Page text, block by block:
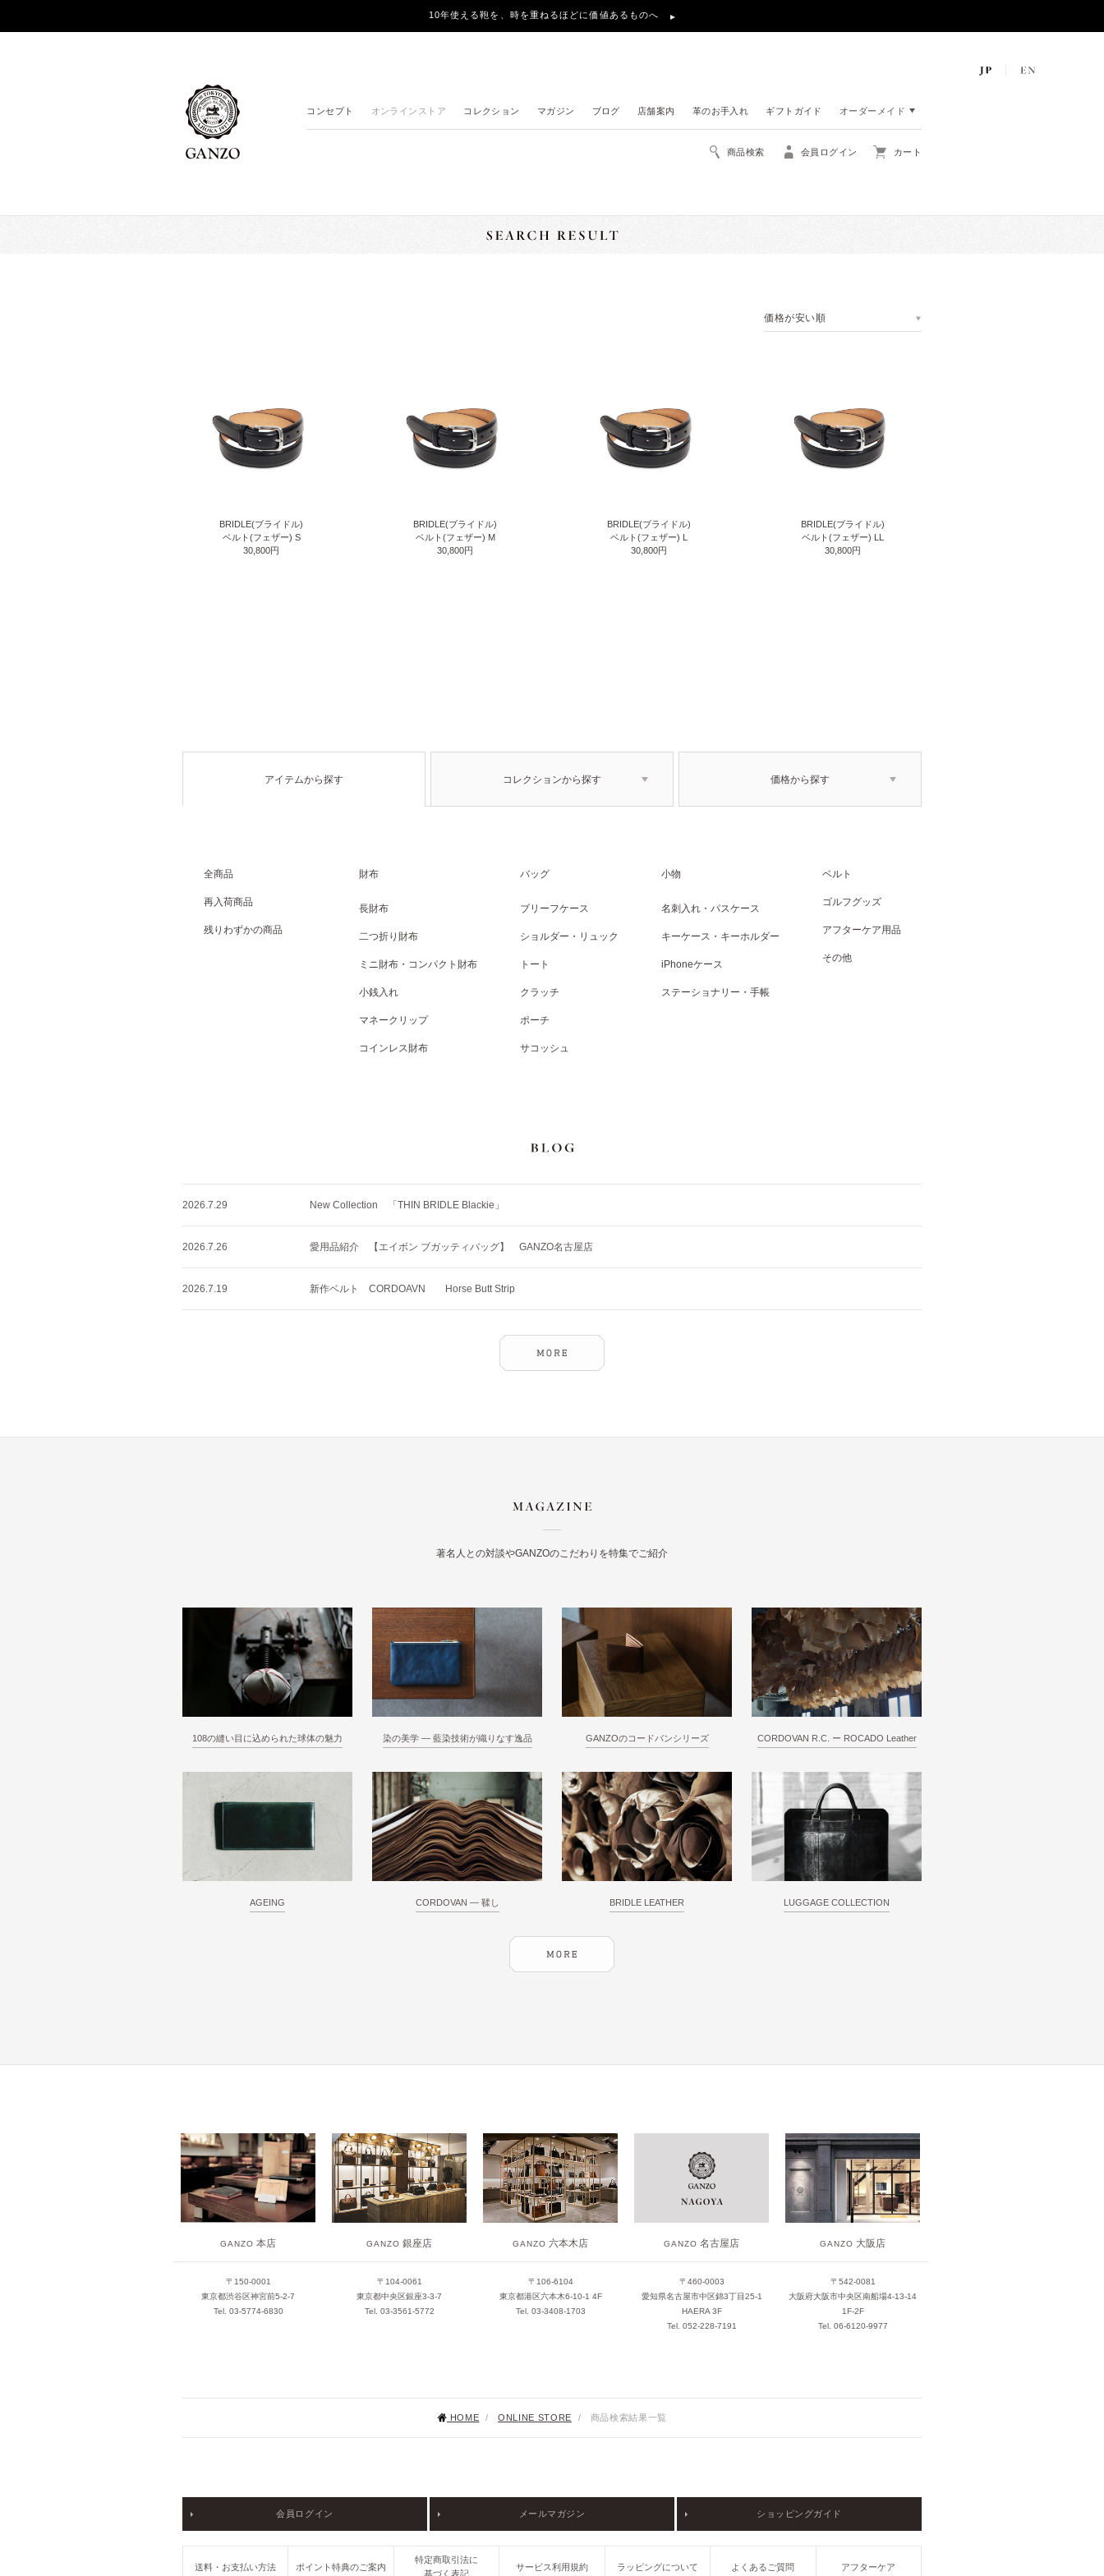
10年使える鞄を、時を重ねるほどに価値あるものへ
コンセプト オンラインストア コレクション マガジン ブログ 店舗案内 革のお手入れ ギフトガイド オーダーメイド
商品検索 会員ログイン カート
価格が安い順
BRIDLE(ブライドル)
ベルト(フェザー) S
30,800円
BRIDLE(ブライドル)
ベルト(フェザー) M
30,800円
BRIDLE(ブライドル)
ベルト(フェザー) L
30,800円
BRIDLE(ブライドル)
ベルト(フェザー) LL
30,800円
アイテムから探す コレクションから探す 価格から探す
全商品
再入荷商品
残りわずかの商品
財布
長財布
二つ折り財布
ミニ財布・コンパクト財布
小銭入れ
マネークリップ
コインレス財布
バッグ
ブリーフケース
ショルダー・リュック
トート
クラッチ
ポーチ
サコッシュ
小物
名刺入れ・パスケース
キーケース・キーホルダー
iPhoneケース
ステーショナリー・手帳
ベルト
ゴルフグッズ
アフターケア用品
その他
2026.7.29 New Collection 「THIN BRIDLE Blackie」
2026.7.26 愛用品紹介 【エイボン ブガッティバッグ】 GANZO名古屋店
2026.7.19 新作ベルト CORDOAVN Horse Butt Strip
著名人との対談やGANZOのこだわりを特集でご紹介
108の縫い目に込められた球体の魅力 染の美学 ― 藍染技術が織りなす逸品 GANZOのコードバンシリーズ CORDOVAN R.C. ー ROCADO Leather
AGEING CORDOVAN ― 鞣し BRIDLE LEATHER LUGGAGE COLLECTION
GANZO 本店
〒150-0001
東京都渋谷区神宮前5-2-7
Tel. 03-5774-6830
GANZO 銀座店
〒104-0061
東京都中央区銀座3-3-7
Tel. 03-3561-5772
GANZO 六本木店
〒106-6104
東京都港区六本木6-10-1 4F
Tel. 03-3408-1703
GANZO 名古屋店
〒460-0003
愛知県名古屋市中区錦3丁目25-1
HAERA 3F
Tel. 052-228-7191
GANZO 大阪店
〒542-0081
大阪府大阪市中央区南船場4-13-14
1F-2F
Tel. 06-6120-9977
HOME / ONLINE STORE / 商品検索結果一覧
会員ログイン メールマガジン ショッピングガイド
送料・お支払い方法 ポイント特典のご案内
特定商取引法に
基づく表記
サービス利用規約 ラッピングについて よくあるご質問 アフターケア